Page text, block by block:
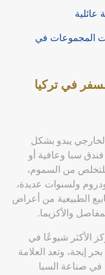
عائلية
المجموعات في
في تركيا
يبدو بشكل
سبا وعافية أو
من السموم،
ولسنوات عديدة،
الطبيعية من أعراض
والأكزيما.
الأكثر شيوعًا في
بحر إيجة، وتعد العلامة
في صناعة السبا